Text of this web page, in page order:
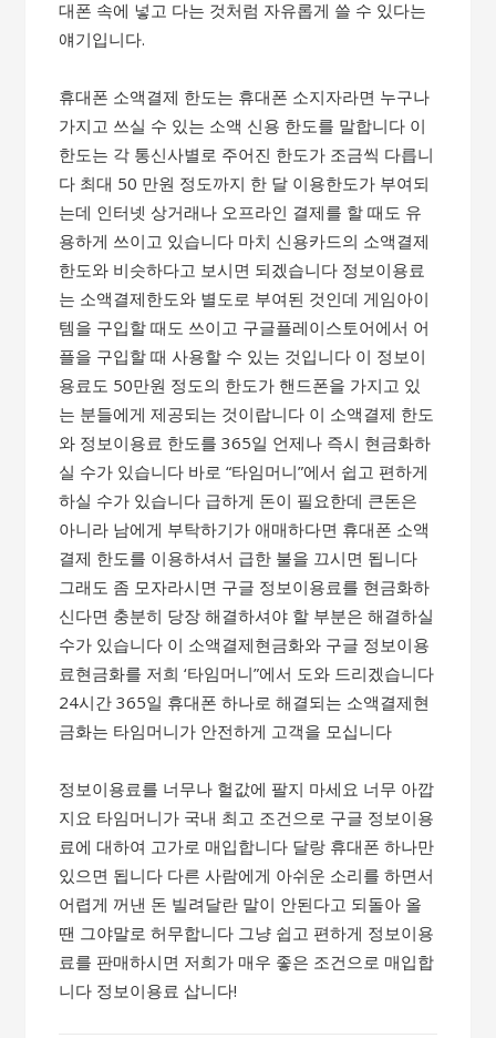
대폰 속에 넣고 다는 것처럼 자유롭게 쓸 수 있다는
얘기입니다.
휴대폰 소액결제 한도는 휴대폰 소지자라면 누구나
가지고 쓰실 수 있는 소액 신용 한도를 말합니다 이
한도는 각 통신사별로 주어진 한도가 조금씩 다릅니
다 최대 50 만원 정도까지 한 달 이용한도가 부여되
는데 인터넷 상거래나 오프라인 결제를 할 때도 유
용하게 쓰이고 있습니다 마치 신용카드의 소액결제
한도와 비슷하다고 보시면 되겠습니다 정보이용료
는 소액결제한도와 별도로 부여된 것인데 게임아이
템을 구입할 때도 쓰이고 구글플레이스토어에서 어
플을 구입할 때 사용할 수 있는 것입니다 이 정보이
용료도 50만원 정도의 한도가 핸드폰을 가지고 있
는 분들에게 제공되는 것이랍니다 이 소액결제 한도
와 정보이용료 한도를 365일 언제나 즉시 현금화하
실 수가 있습니다 바로 “타임머니”에서 쉽고 편하게
하실 수가 있습니다 급하게 돈이 필요한데 큰돈은
아니라 남에게 부탁하기가 애매하다면 휴대폰 소액
결제 한도를 이용하셔서 급한 불을 끄시면 됩니다
그래도 좀 모자라시면 구글 정보이용료를 현금화하
신다면 충분히 당장 해결하셔야 할 부분은 해결하실
수가 있습니다 이 소액결제현금화와 구글 정보이용
료현금화를 저희 ‘타임머니”에서 도와 드리겠습니다
24시간 365일 휴대폰 하나로 해결되는 소액결제현
금화는 타임머니가 안전하게 고객을 모십니다
정보이용료를 너무나 헐값에 팔지 마세요 너무 아깝
지요 타임머니가 국내 최고 조건으로 구글 정보이용
료에 대하여 고가로 매입합니다 달랑 휴대폰 하나만
있으면 됩니다 다른 사람에게 아쉬운 소리를 하면서
어렵게 꺼낸 돈 빌려달란 말이 안된다고 되돌아 올
땐 그야말로 허무합니다 그냥 쉽고 편하게 정보이용
료를 판매하시면 저희가 매우 좋은 조건으로 매입합
니다 정보이용료 삽니다!